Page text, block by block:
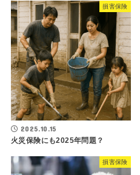
損害保険
2025.10.15
火災保険にも2025年問題？
損害保険